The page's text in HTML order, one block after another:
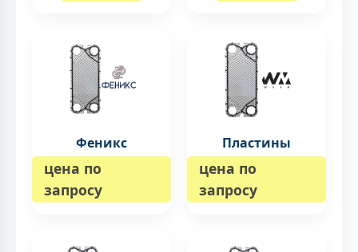
Феникс
цена по
запросу
Пластины
цена по
запросу